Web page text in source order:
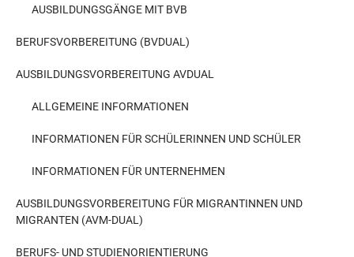
AUSBILDUNGSGÄNGE MIT BVB
BERUFSVORBEREITUNG (BVDUAL)
AUSBILDUNGSVORBEREITUNG AVDUAL
ALLGEMEINE INFORMATIONEN
INFORMATIONEN FÜR SCHÜLERINNEN UND SCHÜLER
INFORMATIONEN FÜR UNTERNEHMEN
AUSBILDUNGSVORBEREITUNG FÜR MIGRANTINNEN UND
MIGRANTEN (AVM-DUAL)
BERUFS- UND STUDIENORIENTIERUNG